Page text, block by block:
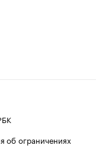
об ограничениях